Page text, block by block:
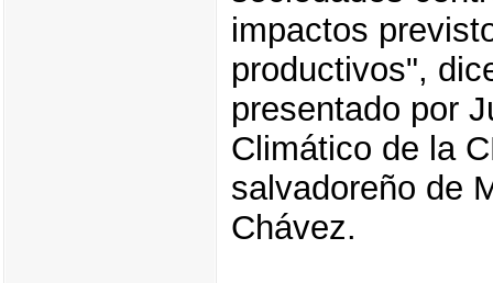
impactos
productivos",
presentado por
Climático de la
salvadoreño de
Chávez.